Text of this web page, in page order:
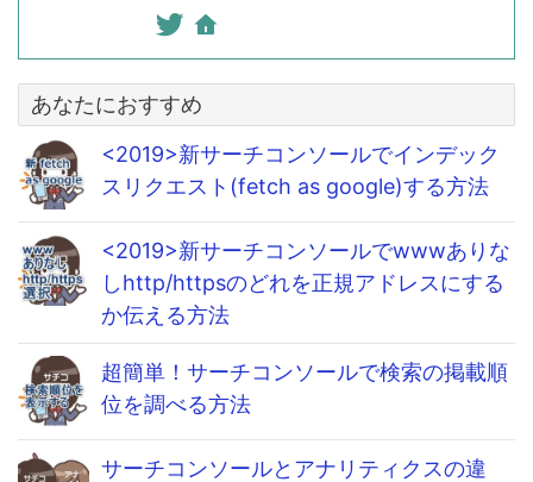
あなたにおすすめ
<2019>新サーチコンソールでインデック
スリクエスト(fetch as google)する方法
<2019>新サーチコンソールでwwwありな
しhttp/httpsのどれを正規アドレスにする
か伝える方法
超簡単！サーチコンソールで検索の掲載順
位を調べる方法
サーチコンソールとアナリティクスの違